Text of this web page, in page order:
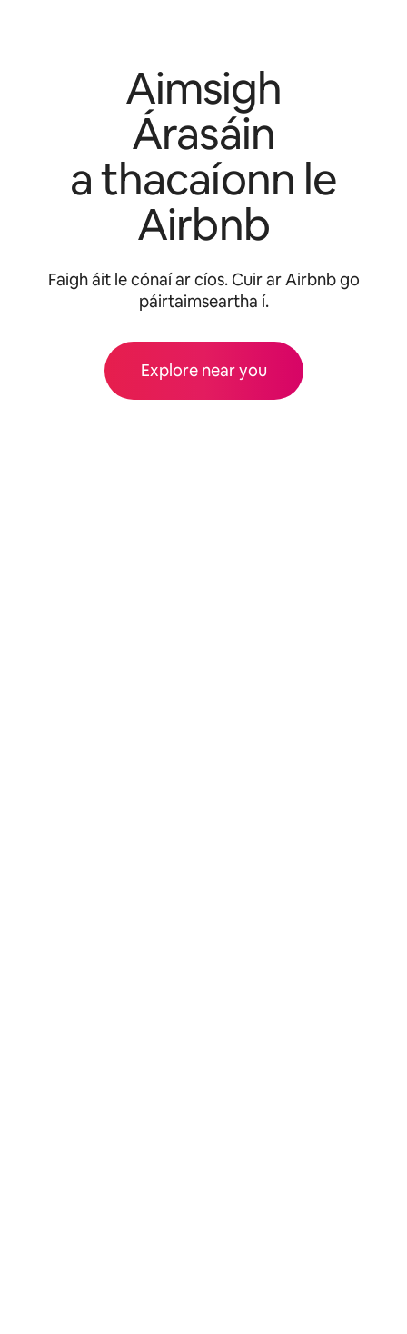
Aimsigh
Árasáin
a thacaíonn le
Airbnb
Faigh áit le cónaí ar cíos. Cuir ar Airbnb go
páirtaimseartha í.
Explore near you